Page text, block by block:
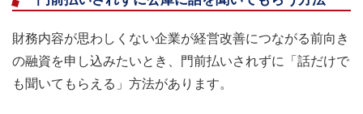
財務内容が思わしくない企業が経営改善につながる前向き
の融資を申し込みたいとき、門前払いされずに「話だけで
も聞いてもらえる」方法があります。